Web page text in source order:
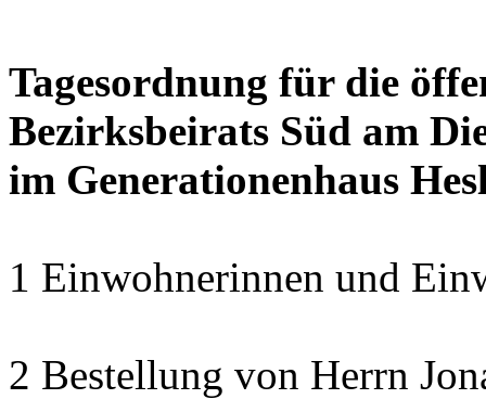
Tagesordnung für die
Bezirksbeirats Süd am
im Generationenhaus
1 Einwohnerinnen und
2 Bestellung von Herrn